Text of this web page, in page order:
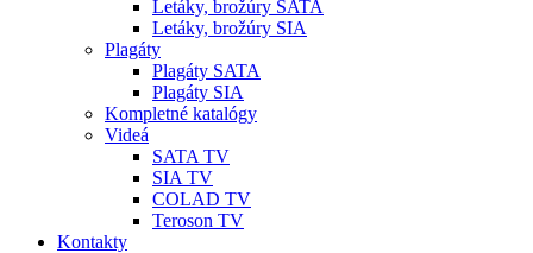
Letáky, brožúry SATA
Letáky, brožúry SIA
Plagáty
Plagáty SATA
Plagáty SIA
Kompletné katalógy
Videá
SATA TV
SIA TV
COLAD TV
Teroson TV
Kontakty